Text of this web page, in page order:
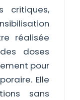
critiques,
réalisée
doses
pour
Elle
sans